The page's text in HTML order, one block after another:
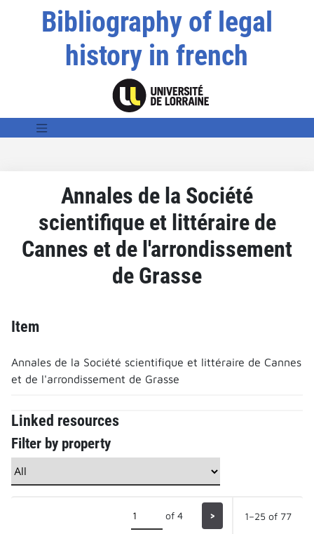
Bibliography of legal
history in french
Annales de la Société
scientifique et littéraire de
Cannes et de l'arrondissement
de Grasse
Item
Annales de la Société scientifique et littéraire de Cannes
et de l'arrondissement de Grasse
Linked resources
Filter by property
of 4 > 1–25 of 77